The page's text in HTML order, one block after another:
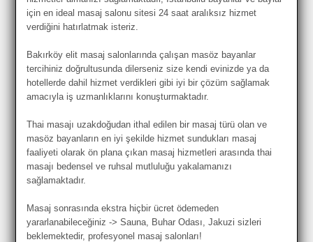
için en ideal masaj salonu sitesi 24 saat aralıksız hizmet
verdiğini hatırlatmak isteriz.
Bakırköy elit masaj salonlarında çalışan masöz bayanlar
tercihiniz doğrultusunda dilerseniz size kendi evinizde ya da
hotellerde dahil hizmet verdikleri gibi iyi bir çözüm sağlamak
amacıyla iş uzmanlıklarını konuşturmaktadır.
Thai masajı uzakdoğudan ithal edilen bir masaj türü olan ve
masöz bayanların en iyi şekilde hizmet sundukları masaj
faaliyeti olarak ön plana çıkan masaj hizmetleri arasında thai
masajı bedensel ve ruhsal mutluluğu yakalamanızı
sağlamaktadır.
Masaj sonrasında ekstra hiçbir ücret ödemeden
yararlanabileceğiniz -> Sauna, Buhar Odası, Jakuzi sizleri
beklemektedir, profesyonel masaj salonları!